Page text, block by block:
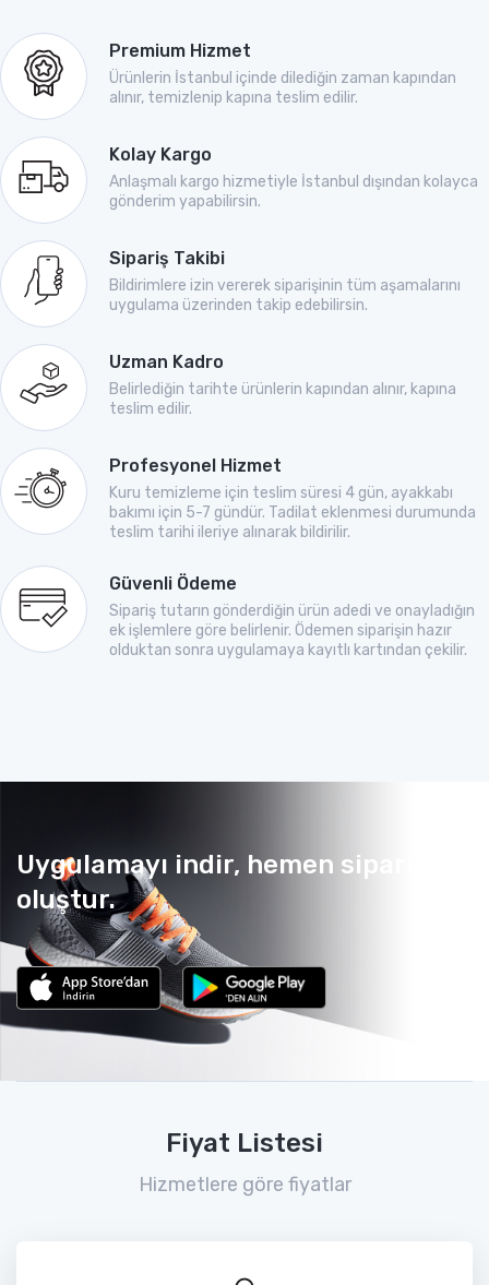
Premium Hizmet
Ürünlerin İstanbul içinde dilediğin zaman kapından
alınır, temizlenip kapına teslim edilir.
Kolay Kargo
Anlaşmalı kargo hizmetiyle İstanbul dışından kolayca
gönderim yapabilirsin.
Sipariş Takibi
Bildirimlere izin vererek siparişinin tüm aşamalarını
uygulama üzerinden takip edebilirsin.
Uzman Kadro
Belirlediğin tarihte ürünlerin kapından alınır, kapına
teslim edilir.
Profesyonel Hizmet
Kuru temizleme için teslim süresi 4 gün, ayakkabı
bakımı için 5-7 gündür. Tadilat eklenmesi durumunda
teslim tarihi ileriye alınarak bildirilir.
Güvenli Ödeme
Sipariş tutarın gönderdiğin ürün adedi ve onayladığın
ek işlemlere göre belirlenir. Ödemen siparişin hazır
olduktan sonra uygulamaya kayıtlı kartından çekilir.
Uygulamayı indir, hemen sipariş
oluştur.
Fiyat Listesi
Hizmetlere göre fiyatlar